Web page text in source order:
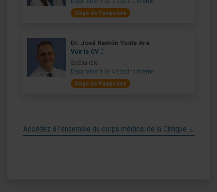
Siège de Pampelune
Dr. José Ramón Yuste Ara
Voir le CV
Spécialiste
Département de Médecine Interne
Siège de Pampelune
Accédez à l’ensemble du corps médical de la Clinique